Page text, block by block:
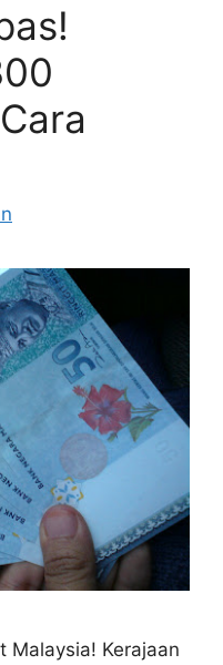
Malaysia! Kerajaan